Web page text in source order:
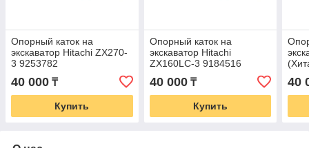
Опорный каток на
экскаватор Hitachi ZX270-
3 9253782
40 000 ₸
Купить
Опорный каток на
экскаватор Hitachi
ZX160LC-3 9184516
40 000₸
Купить
40